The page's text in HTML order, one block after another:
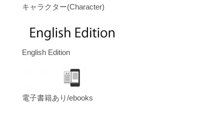
キャラクター(Character)
English Edition
電子書籍あり/ebooks